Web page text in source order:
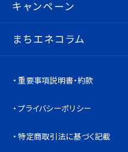
キャンペーン
まちエネコラム
重要事項説明書・約款
プライバシーポリシー
特定商取引法に基づく記載